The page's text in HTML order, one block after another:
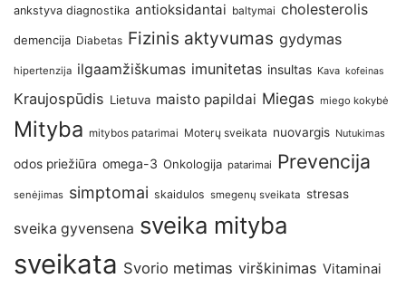
ankstyva diagnostika antioksidantai baltymai cholesterolis
demencija Diabetas Fizinis aktyvumas gydymas
hipertenzija ilgaamžiškumas imunitetas insultas Kava kofeinas
Kraujospūdis Lietuva maisto papildai Miegas miego kokybė
Mityba mitybos patarimai Moterų sveikata nuovargis Nutukimas
odos priežiūra omega-3 Onkologija patarimai Prevencija
senėjimas simptomai skaidulos smegenų sveikata stresas
sveika gyvensena sveika mityba
sveikata Svorio metimas virškinimas Vitaminai